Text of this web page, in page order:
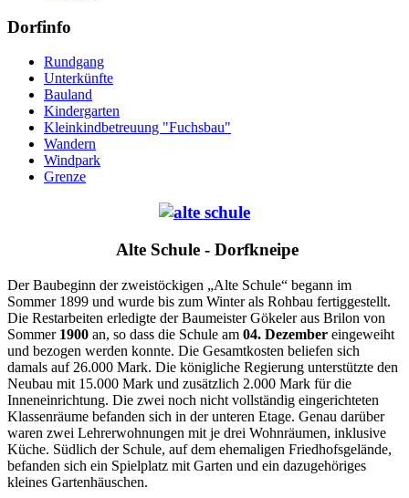
Dorfinfo
Rundgang
Unterkünfte
Bauland
Kindergarten
Kleinkindbetreuung "Fuchsbau"
Wandern
Windpark
Grenze
Alte Schule - Dorfkneipe
Der Baubeginn der zweistöckigen „Alte Schule“ begann im
Sommer 1899 und wurde bis zum Winter als Rohbau fertiggestellt.
Die Restarbeiten erledigte der Baumeister Gökeler aus Brilon von
Sommer 1900 an, so dass die Schule am 04. Dezember eingeweiht
und bezogen werden konnte. Die Gesamtkosten beliefen sich
damals auf 26.000 Mark. Die königliche Regierung unterstützte den
Neubau mit 15.000 Mark und zusätzlich 2.000 Mark für die
Inneneinrichtung. Die zwei noch nicht vollständig eingerichteten
Klassenräume befanden sich in der unteren Etage. Genau darüber
waren zwei Lehrerwohnungen mit je drei Wohnräumen, inklusive
Küche. Südlich der Schule, auf dem ehemaligen Friedhofsgelände,
befanden sich ein Spielplatz mit Garten und ein dazugehöriges
kleines Gartenhäuschen.